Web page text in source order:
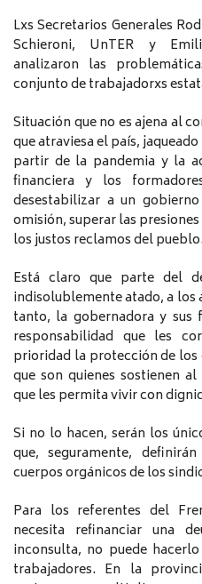
Lxs Secretarios Generales
Schieroni, UnTER y
analizaron las
conjunto de trabajadorxs
Situación que no es ajena al
que atraviesa el país,
partir de la pandemia y la
financiera y los
desestabilizar a un
omisión, superar las
los justos reclamos del pueblo.
Está claro que parte del
indisolublemente atado, a los
tanto, la gobernadora y sus
responsabilidad que les
prioridad la protección de los
que son quienes sostienen
que les permita vivir con
Si no lo hacen, serán los
que, seguramente,
cuerpos orgánicos de los
Para los referentes del
necesita refinanciar una
inconsulta, no puede
trabajadores. En la